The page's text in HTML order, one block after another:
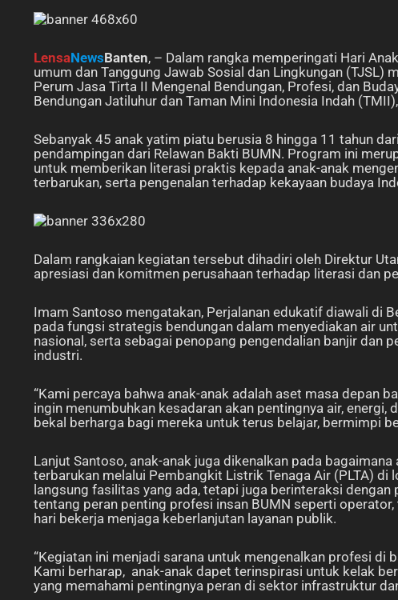
LensaNewsBanten, – Dalam rangka memperingati Hari
umum dan Tanggung Jawab Sosial dan Lingkungan (TJSL)
Perum Jasa Tirta II Mengenal Bendungan, Profesi, dan
Bendungan Jatiluhur dan Taman Mini Indonesia Indah
Sebanyak 45 anak yatim piatu berusia 8 hingga 11 tahun
pendampingan dari Relawan Bakti BUMN. Program ini
untuk memberikan literasi praktis kepada anak-anak
terbarukan, serta pengenalan terhadap kekayaan budaya
Dalam rangkaian kegiatan tersebut dihadiri oleh Direktur
apresiasi dan komitmen perusahaan terhadap literasi dan
Imam Santoso mengatakan, Perjalanan edukatif diawali di
pada fungsi strategis bendungan dalam menyediakan air
nasional, serta sebagai penopang pengendalian banjir dan
industri.
“Kami percaya bahwa anak-anak adalah aset masa depan
ingin menumbuhkan kesadaran akan pentingnya air,
bekal berharga bagi mereka untuk terus belajar, bermimpi
Lanjut Santoso, anak-anak juga dikenalkan pada
terbarukan melalui Pembangkit Listrik Tenaga Air (PLTA) di
langsung fasilitas yang ada, tetapi juga berinteraksi dengan
tentang peran penting profesi insan BUMN seperti
hari bekerja menjaga keberlanjutan layanan publik.
“Kegiatan ini menjadi sarana untuk mengenalkan profesi di
Kami berharap, anak-anak dapet terinspirasi untuk kelak
yang memahami pentingnya peran di sektor infrastruktur